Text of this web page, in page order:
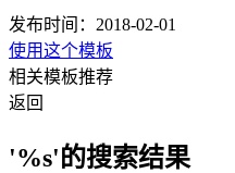
发布时间：2018-02-01
使用这个模板
相关模板推荐
返回
'%s'的搜索结果